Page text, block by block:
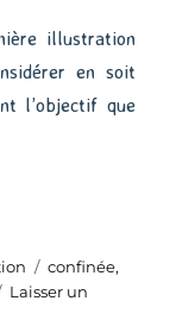
illustration
en soit
l’objectif que
Étiquettes
confinée,
Laisser un